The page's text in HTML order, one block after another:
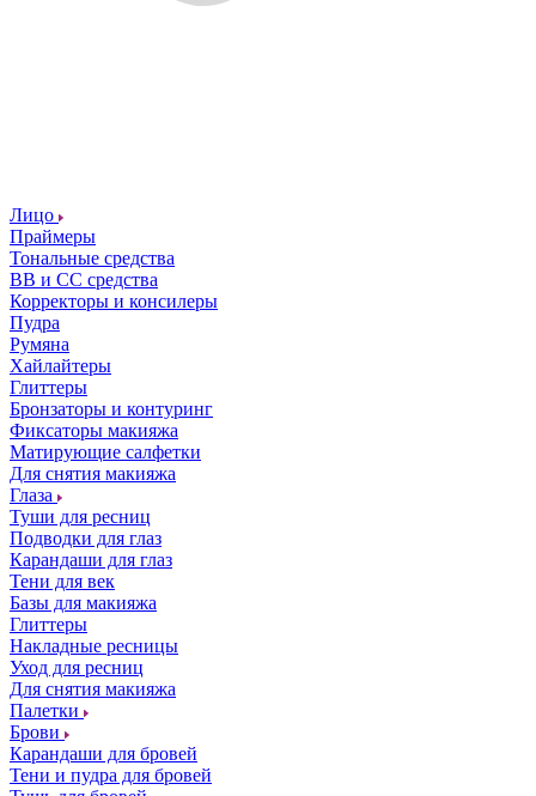
Лицо
Праймеры
Тональные средства
ВВ и СС средства
Корректоры и консилеры
Пудра
Румяна
Хайлайтеры
Глиттеры
Бронзаторы и контуринг
Фиксаторы макияжа
Матирующие салфетки
Для снятия макияжа
Глаза
Туши для ресниц
Подводки для глаз
Карандаши для глаз
Тени для век
Базы для макияжа
Глиттеры
Накладные ресницы
Уход для ресниц
Для снятия макияжа
Палетки
Брови
Карандаши для бровей
Тени и пудра для бровей